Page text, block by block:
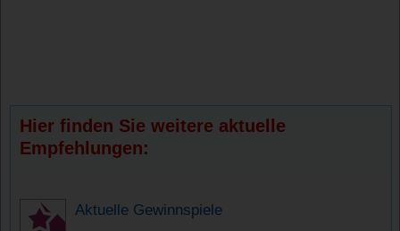
Hier finden Sie weitere aktuelle
Empfehlungen:
Aktuelle Gewinnspiele